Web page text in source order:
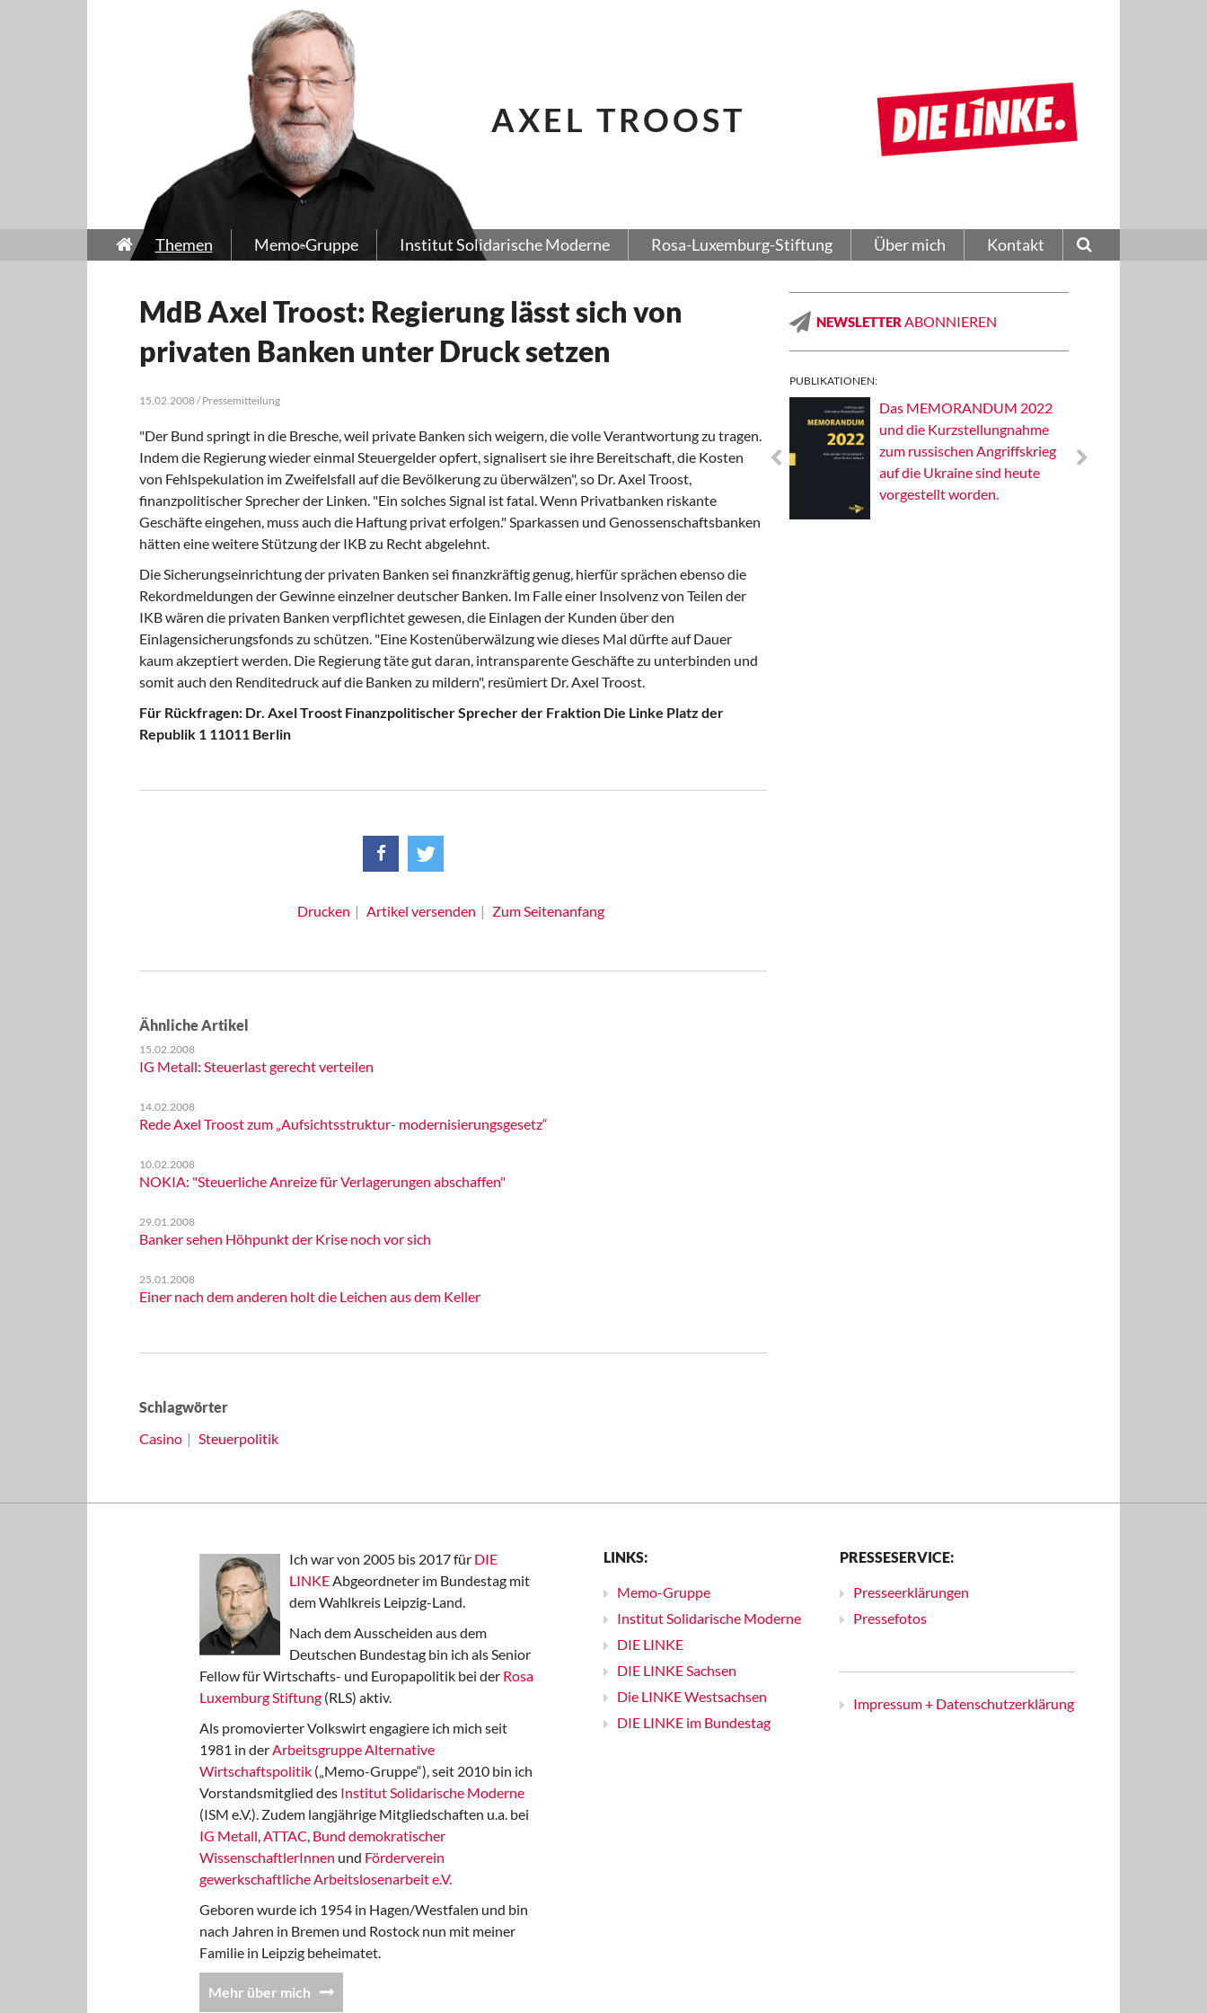
AXEL TROOST
Themen Memo-Gruppe Institut Solidarische Moderne Rosa-Luxemburg-Stiftung Über mich Kontakt
MdB Axel Troost: Regierung lässt sich von
privaten Banken unter Druck setzen
15.02.2008 / Pressemitteilung
"Der Bund springt in die Bresche, weil private Banken sich weigern, die volle Verantwortung zu tragen.
Indem die Regierung wieder einmal Steuergelder opfert, signalisert sie ihre Bereitschaft, die Kosten
von Fehlspekulation im Zweifelsfall auf die Bevölkerung zu überwälzen", so Dr. Axel Troost,
finanzpolitischer Sprecher der Linken. "Ein solches Signal ist fatal. Wenn Privatbanken riskante
Geschäfte eingehen, muss auch die Haftung privat erfolgen." Sparkassen und Genossenschaftsbanken
hätten eine weitere Stützung der IKB zu Recht abgelehnt.
Die Sicherungseinrichtung der privaten Banken sei finanzkräftig genug, hierfür sprächen ebenso die
Rekordmeldungen der Gewinne einzelner deutscher Banken. Im Falle einer Insolvenz von Teilen der
IKB wären die privaten Banken verpflichtet gewesen, die Einlagen der Kunden über den
Einlagensicherungsfonds zu schützen. "Eine Kostenüberwälzung wie dieses Mal dürfte auf Dauer
kaum akzeptiert werden. Die Regierung täte gut daran, intransparente Geschäfte zu unterbinden und
somit auch den Renditedruck auf die Banken zu mildern", resümiert Dr. Axel Troost.
Für Rückfragen: Dr. Axel Troost Finanzpolitischer Sprecher der Fraktion Die Linke Platz der
Republik 1 11011 Berlin
Drucken Artikel versenden Zum Seitenanfang
Ähnliche Artikel
15.02.2008
IG Metall: Steuerlast gerecht verteilen
14.02.2008
Rede Axel Troost zum „Aufsichtsstruktur- modernisierungsgesetz“
10.02.2008
NOKIA: "Steuerliche Anreize für Verlagerungen abschaffen"
29.01.2008
Banker sehen Höhpunkt der Krise noch vor sich
25.01.2008
Einer nach dem anderen holt die Leichen aus dem Keller
Schlagwörter
Casino
Steuerpolitik
NEWSLETTER ABONNIEREN
PUBLIKATIONEN:
Mosaiklinke Perspektiven
Das MEMORANDUM 2022
und die Kurzstellungnahme
zum russischen Angriffskrieg
auf die Ukraine sind heute
vorgestellt worden.
Ich war von 2005 bis 2017 für DIE
LINKEAbgeordneter im Bundestag mit
dem Wahlkreis Leipzig-Land.
Nach dem Ausscheiden aus dem
Deutschen Bundestag bin ich als Senior
Fellow für Wirtschafts- und Europapolitik bei der Rosa
Luxemburg Stiftung (RLS) aktiv.
Als promovierter Volkswirt engagiere ich mich seit
1981 in derArbeitsgruppe Alternative
Wirtschaftspolitik („Memo-Gruppe“), seit 2010 bin ich
Vorstandsmitglied des Institut Solidarische Moderne
(ISM e.V.). Zudem langjährige Mitgliedschaften u.a. bei
IG Metall,ATTAC, Bund demokratischer
WissenschaftlerInnen und Förderverein
gewerkschaftliche Arbeitslosenarbeit e.V.
Geboren wurde ich 1954 in Hagen/Westfalen und bin
nach Jahren in Bremen und Rostock nun mit meiner
Familie in Leipzig beheimatet.
Mehr über mich
LINKS:
Memo-Gruppe
Institut Solidarische Moderne
DIE LINKE
DIE LINKE Sachsen
Die LINKE Westsachsen
DIE LINKE im Bundestag
PRESSESERVICE:
Presseerklärungen
Pressefotos
Impressum + Datenschutzerklärung